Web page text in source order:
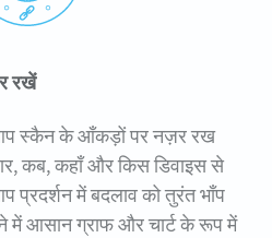
रखें
स्कैन के आँकड़ों पर नज़र रख
कब, कहाँ और किस डिवाइस से
प्रदर्शन में बदलाव को तुरंत भाँप
में आसान ग्राफ और चार्ट के रूप में